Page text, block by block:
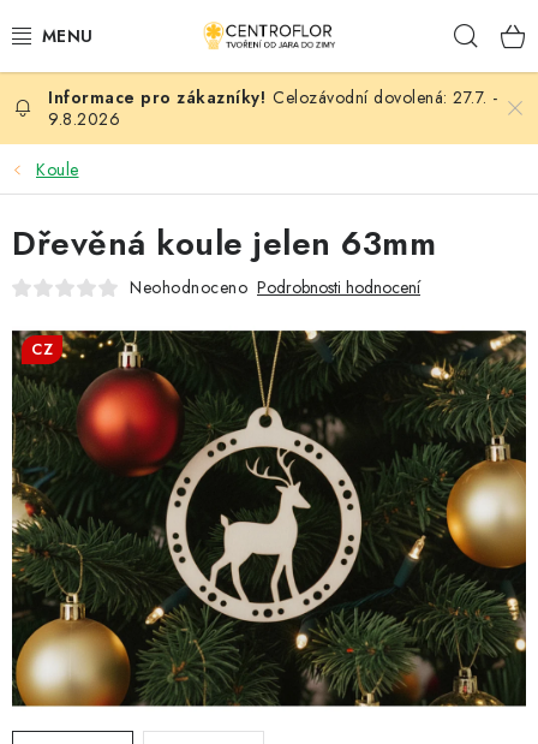
na
SEZÓNNÍ TVOŘENÍ
DŘEVĚNÉ VÝROBKY
MEDAILE
PLACKY A MAGNETKY
VŠE PRO TVOŘENÍ
KVĚTINY A LISTY
SVATBA
NOVINKY
TIPY NA TVOŘENÍ
Dopravné Kontaktujte nás
O nás - kdo jsme?
Hodnocení obchodu
Obchodní podmínky
Celozávodní dovolená: 27.7. -
9.8.2026
Koule
Dřevěná koule jelen 63mm
Neohodnoceno Podrobnosti hodnocení
CZ